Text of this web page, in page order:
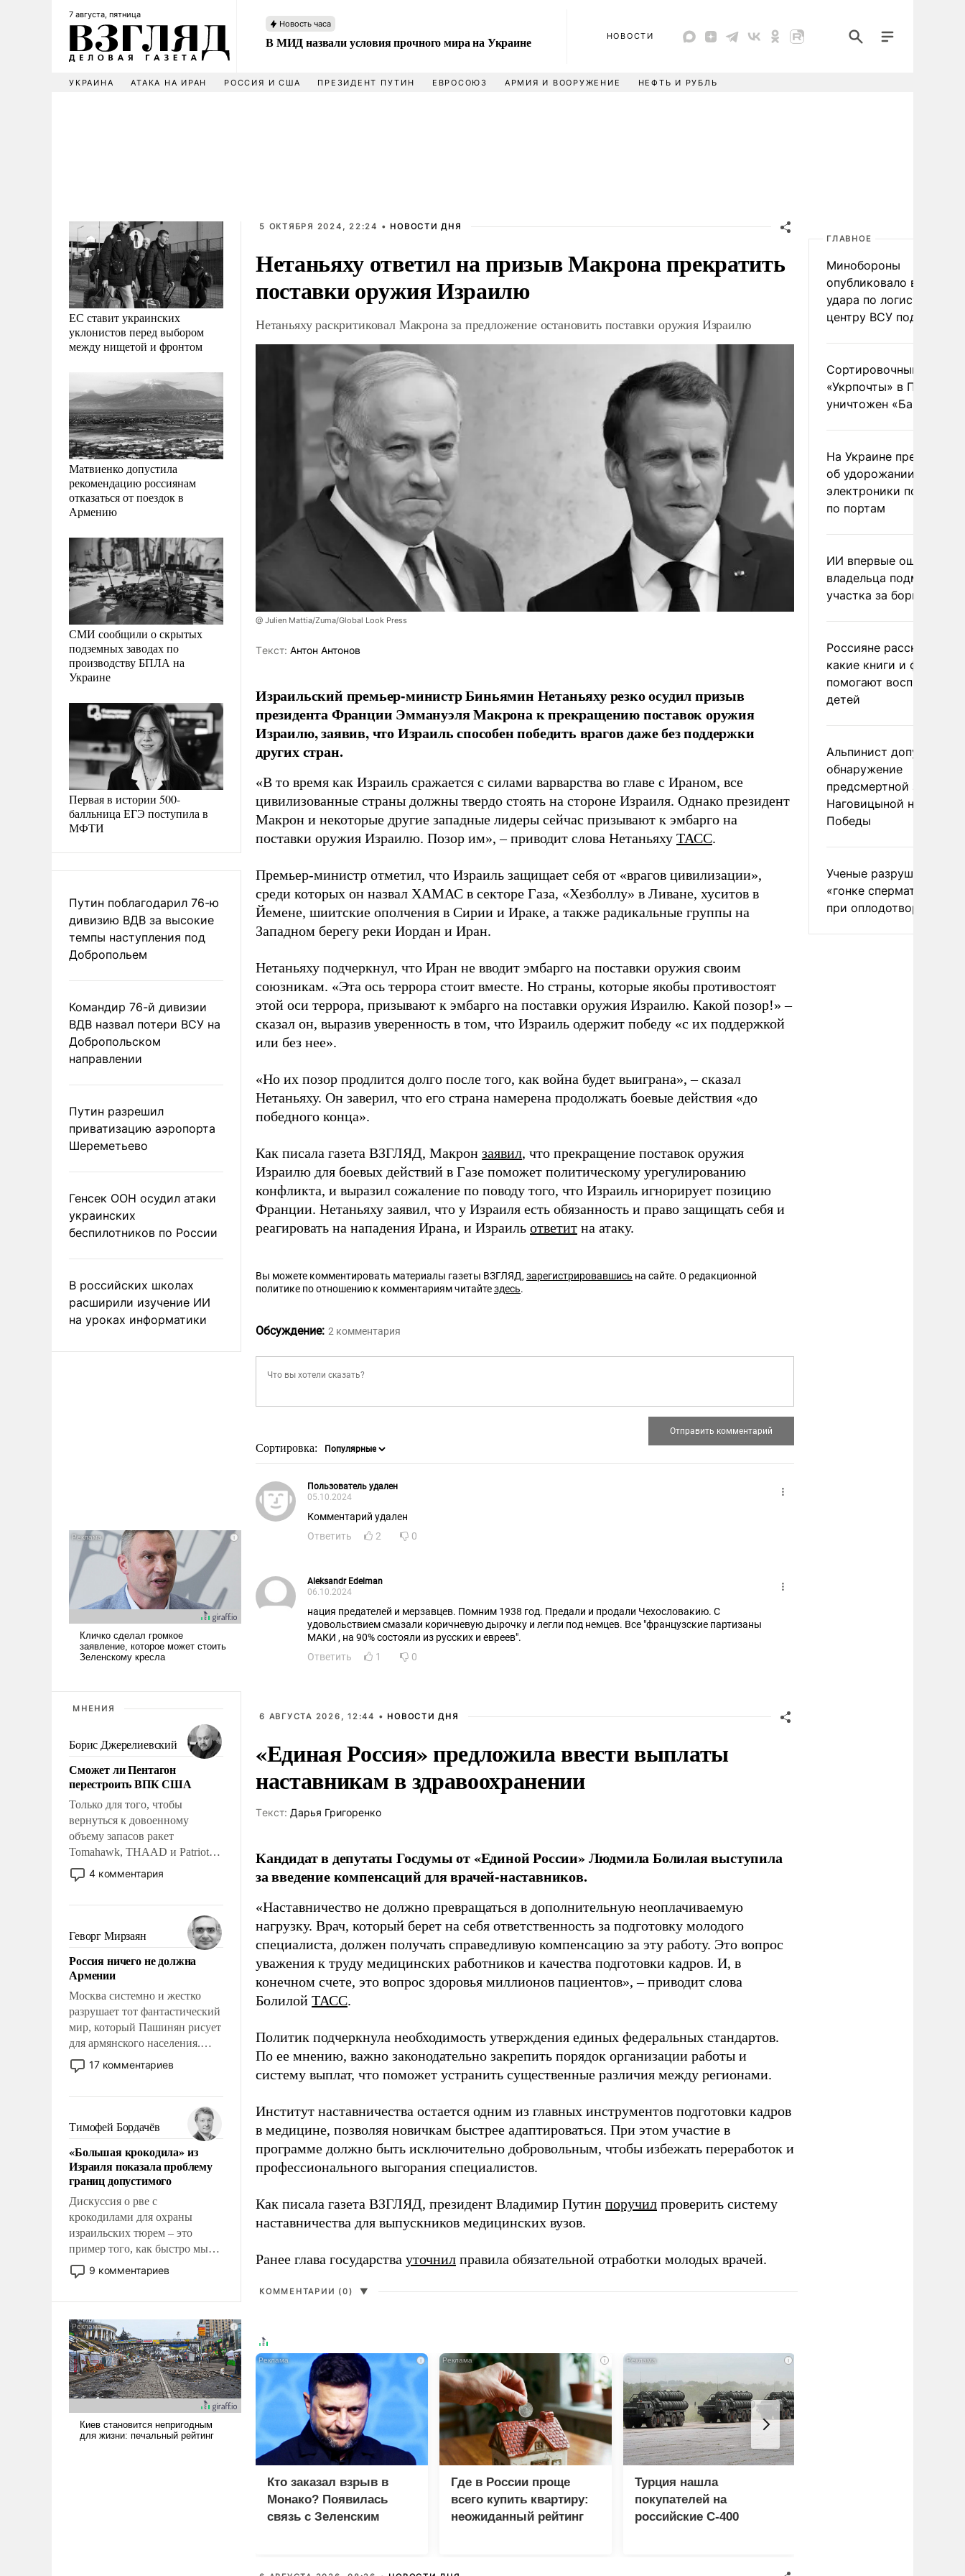
7 августа, пятница
Новость часа
В МИД назвали условия прочного мира на Украине НОВОСТИ
УКРАИНА АТАКА НА ИРАН РОССИЯ И США ПРЕЗИДЕНТ ПУТИН ЕВРОСОЮЗ АРМИЯ И ВООРУЖЕНИЕ НЕФТЬ И РУБЛЬ
ЕС ставит украинских
уклонистов перед выбором
между нищетой и фронтом
Матвиенко допустила
рекомендацию россиянам
отказаться от поездок в
Армению
СМИ сообщили о скрытых
подземных заводах по
производству БПЛА на
Украине
Первая в истории 500-
балльница ЕГЭ поступила в
МФТИ
Путин поблагодарил 76-ю
дивизию ВДВ за высокие
темпы наступления под
Добропольем
Командир 76-й дивизии
ВДВ назвал потери ВСУ на
Добропольском
направлении
Путин разрешил
приватизацию аэропорта
Шереметьево
Генсек ООН осудил атаки
украинских
беспилотников по России
В российских школах
расширили изучение ИИ
на уроках информатики
МНЕНИЯ
Борис Джерелиевский
Сможет ли Пентагон
перестроить ВПК США
Только для того, чтобы
вернуться к довоенному
объему запасов ракет
Tomahawk, THAAD и Patriot
США потребуется более трех
лет. Даже небольшая война с
Сложившаяся ситуация
означает многолетний период
уязвимости США, например,
перед Китаем.
4 комментария
Геворг Мирзаян
Россия ничего не должна
Армении
Москва системно и жестко
разрушает тот фантастический
мир, который Пашинян рисует
для армянского населения.
Мир, где политические
прожекты будут безусловно
налогоплательщиков и где
Еревану за свои поступки не
нужно отвечать.
17 комментариев
Тимофей Бордачёв
«Большая крокодила» из
Израиля показала проблему
границ допустимого
Дискуссия о рве с
крокодилами для охраны
израильских тюрем – это
пример того, как быстро мы
двигаемся по пути
революционных изменений.
псевдонаучной фантастики,
стало всерьез обсуждаемой
идеей.
9 комментариев
5 ОКТЯБРЯ 2024, 22:24 • НОВОСТИ ДНЯ
Нетаньяху ответил на призыв Макрона прекратить
поставки оружия Израилю
Нетаньяху раскритиковал Макрона за предложение остановить поставки оружия Израилю
@ Julien Mattia/Zuma/Global Look Press
Tекст: Антон Антонов
Израильский премьер-министр Биньямин Нетаньяху резко осудил призыв
президента Франции Эммануэля Макрона к прекращению поставок оружия
Израилю, заявив, что Израиль способен победить врагов даже без поддержки
других стран.
«В то время как Израиль сражается с силами варварства во главе с Ираном, все
цивилизованные страны должны твердо стоять на стороне Израиля. Однако президент
Макрон и некоторые другие западные лидеры сейчас призывают к эмбарго на
поставки оружия Израилю. Позор им», – приводит слова Нетаньяху ТАСС.
Премьер-министр отметил, что Израиль защищает себя от «врагов цивилизации»,
среди которых он назвал ХАМАС в секторе Газа, «Хезболлу» в Ливане, хуситов в
Йемене, шиитские ополчения в Сирии и Ираке, а также радикальные группы на
Западном берегу реки Иордан и Иран.
Нетаньяху подчеркнул, что Иран не вводит эмбарго на поставки оружия своим
союзникам. «Эта ось террора стоит вместе. Но страны, которые якобы противостоят
этой оси террора, призывают к эмбарго на поставки оружия Израилю. Какой позор!» –
сказал он, выразив уверенность в том, что Израиль одержит победу «с их поддержкой
или без нее».
«Но их позор продлится долго после того, как война будет выиграна», – сказал
Нетаньяху. Он заверил, что его страна намерена продолжать боевые действия «до
победного конца».
Как писала газета ВЗГЛЯД, Макрон заявил, что прекращение поставок оружия
Израилю для боевых действий в Газе поможет политическому урегулированию
конфликта, и выразил сожаление по поводу того, что Израиль игнорирует позицию
Франции. Нетаньяху заявил, что у Израиля есть обязанность и право защищать себя и
реагировать на нападения Ирана, и Израиль ответит на атаку.
Вы можете комментировать материалы газеты ВЗГЛЯД,зарегистрировавшись на сайте. О редакционной
политике по отношению к комментариям читайтездесь.
Обсуждение: 2 комментария
Сортировка:
Пользователь удален
05.10.2024
Комментарий удален
Ответить
2 0
Aleksandr Edelman
06.10.2024
нация предателей и мерзавцев. Помним 1938 год. Предали и продали Чехословакию. С
удовольствием смазали коричневую дырочку и легли под немцев. Все "французские партизаны
МАКИ , на 90% состояли из русских и евреев".
Ответить
1 0
6 АВГУСТА 2026, 12:44 • НОВОСТИ ДНЯ
«Единая Россия» предложила ввести выплаты
наставникам в здравоохранении
Tекст: Дарья Григоренко
Кандидат в депутаты Госдумы от «Единой России» Людмила Болилая выступила
за введение компенсаций для врачей-наставников.
«Наставничество не должно превращаться в дополнительную неоплачиваемую
нагрузку. Врач, который берет на себя ответственность за подготовку молодого
специалиста, должен получать справедливую компенсацию за эту работу. Это вопрос
уважения к труду медицинских работников и качества подготовки кадров. И, в
конечном счете, это вопрос здоровья миллионов пациентов», – приводит слова
Болилой ТАСС.
Политик подчеркнула необходимость утверждения единых федеральных стандартов.
По ее мнению, важно законодательно закрепить порядок организации работы и
систему выплат, что поможет устранить существенные различия между регионами.
Институт наставничества остается одним из главных инструментов подготовки кадров
в медицине, позволяя новичкам быстрее адаптироваться. При этом участие в
программе должно быть исключительно добровольным, чтобы избежать переработок и
профессионального выгорания специалистов.
Как писала газета ВЗГЛЯД, президент Владимир Путин поручил проверить систему
наставничества для выпускников медицинских вузов.
Ранее глава государства уточнил правила обязательной отработки молодых врачей.
КОММЕНТАРИИ (0) ▼
i
Кто заказал взрыв в
Монако? Появилась
связь с Зеленским
i
Где в России проще
всего купить квартиру:
неожиданный рейтинг
i
Турция нашла
покупателей на
российские C-400
ГЛАВНОЕ
Минобороны
опубликовало видео
удара по
центру ВСУ под Киевом
Сортировочный пункт
«Укрпочты» в
уничтожен
На Украине
об удорожании
электроники после
по портам
ИИ впервые
владельца
участка за борщевик
Россияне рассказали,
какие книги и фильмы
помогают воспитывать
детей
Альпинист допустил
обнаружение
предсмертной записки
Наговицыной на пике
Победы
Ученые разрушили миф
«гонке
при оплодотворении